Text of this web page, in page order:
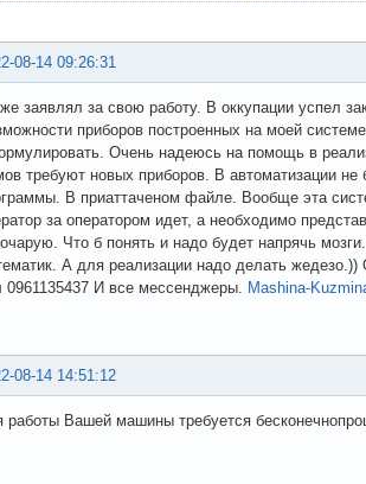
08-14 09:26:31
заявлял за свою работу. В оккупации успел
приборов построенных на моей
Очень надеюсь на помощь в
требуют новых приборов. В автоматизации
В приаттаченом файле. Вообще эта
за оператором идет, а необходимо
Что б понять и надо будет напрячь
А для реализации надо делать
0961135437 И все мессенджеры.
Mashina-
08-14 14:51:12
работы Вашей машины требуется